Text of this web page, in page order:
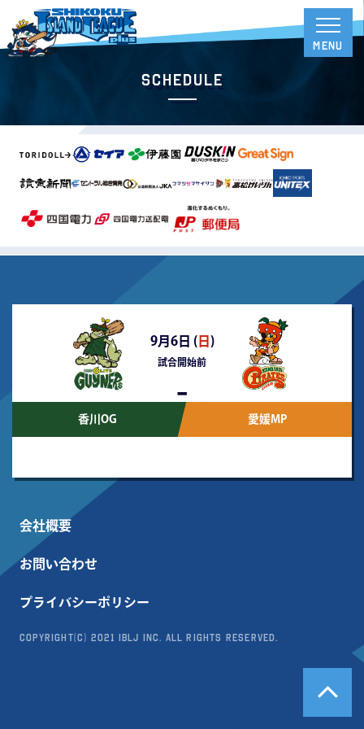
Schedule
9月6日 (日 )
試合開始前
-
香川OG 愛媛MP
会社概要
お問い合わせ
プライバシーポリシー
Copyright(c) 2021 IBLJ Inc. All Rights Reserved.